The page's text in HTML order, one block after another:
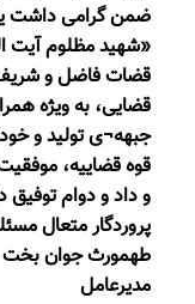
«شهید مظلوم آیت
قضات فاضل و شریف
قضایی، به ویژه
جبهه¬ی تولید و
قوه قضاییه،
و داد و دوام توفیق
پروردگار متعال
طهمورث جوان بخت
مدیرعامل